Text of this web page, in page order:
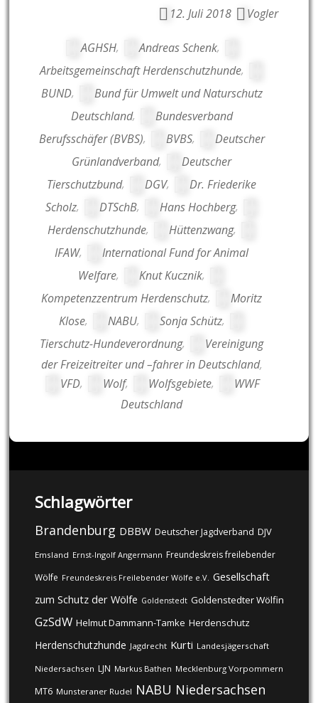
12. Juli 2018 Vogler
AGHSH, Andreas Schenk,
Arbeitsgemeinschaft Herdenschutzhunde,
BUND,
Bund für Umwelt und Naturschutz
Deutschland,
Bundesverband
Berufsschäfer (BVBS), BVBS,
Deutscher
Grünlandverband,
Deutscher
Tierschutzbund, DGV,
Dr. Friederike
Scholz, DTSchB, Hans Hochberg,
Herdenschutzhunde, Hüttenzwang,
IFAW,
International Fund for Animal
Welfare, Knut Kucznik,
Kompetenzzentrum Herdenschutz,
Moritz
Klose, NABU, Sonja Schütz,
Tierschutz-Hundeverordnung,
Vereinigung
der Freizeitreiter und –fahrer in Deutschland,
VFD, Wolf, Wolfsgebiete,
WWF
Deutschland
Schlagwörter
Brandenburg DBBW Deutscher Jagdverband DJV
Emsland Ernst-Ingolf Angermann Freundeskreis freilebender
Wölfe Freundeskreis Freilebender Wölfe e.V. Gesellschaft
zum Schutz der Wölfe Goldenstedt Goldenstedter Wölfin
GzSdW Helmut Dammann-Tamke Herdenschutz
Herdenschutzhunde Jagdrecht Kurti Landesjägerschaft
Niedersachsen LJN Markus Bathen Mecklenburg Vorpommern
MT6 Munsteraner Rudel NABU Niedersachsen